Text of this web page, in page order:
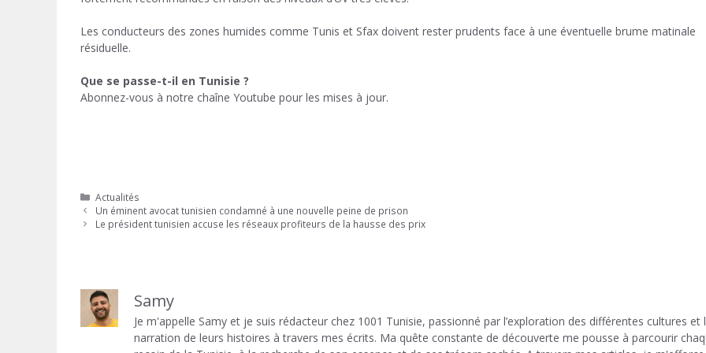
Les conducteurs des zones humides comme Tunis et Sfax doivent rester prudents face à une éventuelle brume matinale
résiduelle.
Que se passe-t-il en Tunisie ?
Abonnez-vous à notre chaîne Youtube pour les mises à jour.
Catégories
Actualités
Un éminent avocat tunisien condamné à une nouvelle peine de prison
Le président tunisien accuse les réseaux profiteurs de la hausse des prix
Samy
Je m'appelle Samy et je suis rédacteur chez 1001 Tunisie, passionné par l’exploration des différentes cultures et
narration de leurs histoires à travers mes écrits. Ma quête constante de découverte me pousse à parcourir